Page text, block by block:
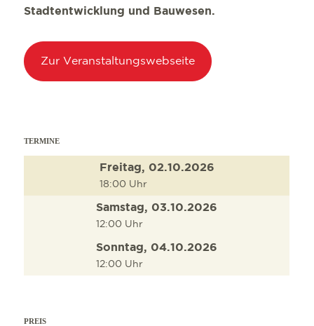
Stadtentwicklung und Bauwesen.
Zur Veranstaltungswebseite
TERMINE
Freitag, 02.10.2026
18:00 Uhr
Samstag, 03.10.2026
12:00 Uhr
Sonntag, 04.10.2026
12:00 Uhr
PREIS